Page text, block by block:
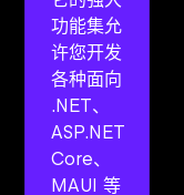
功能集允
许您开发
各种面向
.NET、
ASP.NET
Core、
MAUI 等